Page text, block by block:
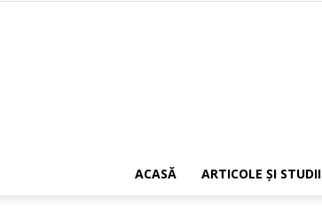
ACASĂ ARTICOLE ŞI STUDII